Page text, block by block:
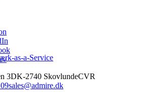
as-a-Service
3DK-2740 SkovlundeCVR
sales@admire.dk